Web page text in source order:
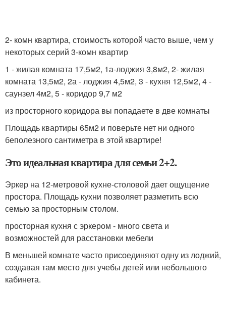
2- комн квартира, стоимость которой часто выше, чем у
некоторых серий 3-комн квартир
1 - жилая комната 17,5м2, 1а-лоджия 3,8м2, 2- жилая
комната 13,5м2, 2а - лоджия 4,5м2, 3 - кухня 12,5м2, 4 -
саунзел 4м2, 5 - коридор 9,7 м2
из просторного коридора вы попадаете в две комнаты
Площадь квартиры 65м2 и поверьте нет ни одного
беполезного сантиметра в этой квартире!
Это идеальная квартира для семьи 2+2.
Эркер на 12-метровой кухне-столовой дает ощущение
простора. Площадь кухни позволяет разметить всю
семью за просторным столом.
просторная кухня с эркером - много света и
возможностей для расстановки мебели
В меньшей комнате часто присоединяют одну из лоджий,
создавая там место для учебы детей или небольшого
кабинета.